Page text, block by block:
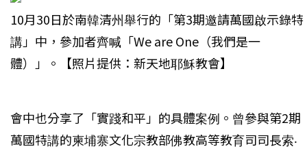
10月30日於南韓清州舉行的「第3期邀請萬國啟示錄特
講」中，參加者齊喊「We are One（我們是一
體）」。【照片提供：新天地耶穌教會】
會中也分享了「實踐和平」的具體案例。曾參與第2期
萬國特講的柬埔寨文化宗教部佛教高等教育司司長索‧